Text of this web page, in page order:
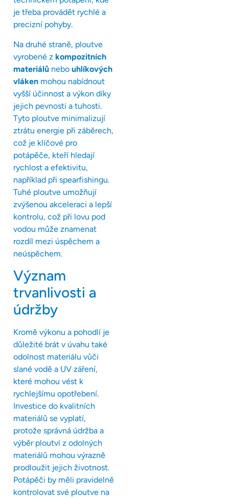
je třeba provádět rychlé a
precizní pohyby.
Na druhé straně, ploutve
vyrobené z kompozitních
materiálů nebo uhlíkových
vláken mohou nabídnout
vyšší účinnost a výkon díky
jejich pevnosti a tuhosti.
Tyto ploutve minimalizují
ztrátu energie při záběrech,
což je klíčové pro
potápěče, kteří hledají
rychlost a efektivitu,
například při spearfishingu.
Tuhé ploutve umožňují
zvýšenou akceleraci a lepší
kontrolu, což při lovu pod
vodou může znamenat
rozdíl mezi úspěchem a
neúspěchem.
Význam
trvanlivosti a
údržby
Kromě výkonu a pohodlí je
důležité brát v úvahu také
odolnost materiálu vůči
slané vodě a UV záření,
které mohou vést k
rychlejšímu opotřebení.
Investice do kvalitních
materiálů se vyplatí,
protože správná údržba a
výběr ploutví z odolných
materiálů mohou výrazně
prodloužit jejich životnost.
Potápěči by měli pravidelně
kontrolovat své ploutve na